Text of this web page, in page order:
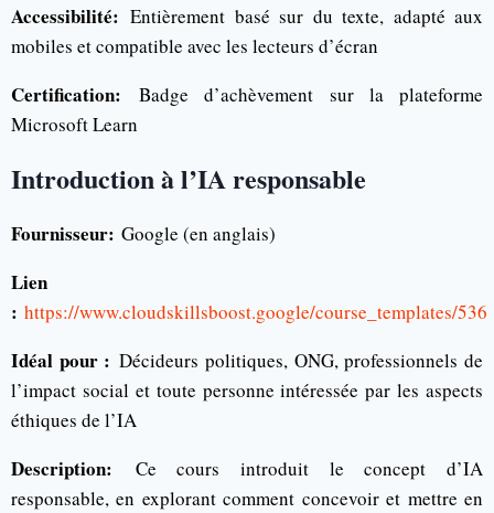
Accessibilité: Entièrement basé sur du texte, adapté aux
mobiles et compatible avec les lecteurs d’écran
Certification: Badge d’achèvement sur la plateforme
Microsoft Learn
Introduction à l’IA responsable
Fournisseur: Google (en anglais)
Lien
: https://www.cloudskillsboost.google/course_templates/536
Idéal pour : Décideurs politiques, ONG, professionnels de
l’impact social et toute personne intéressée par les aspects
éthiques de l’IA
Description: Ce cours introduit le concept d’IA
responsable, en explorant comment concevoir et mettre en